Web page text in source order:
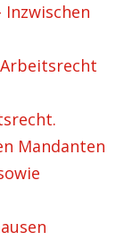
Mandanten